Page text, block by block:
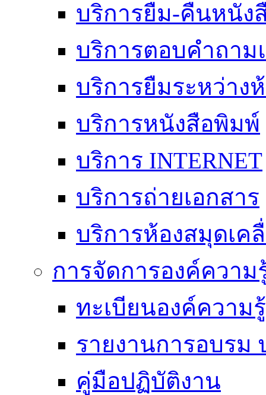
บริการยืม-คืนหนัง
บริการตอบคำถา
บริการยืมระหว่าง
บริการหนังสือพิมพ์
บริการ INTERNET
บริการถ่ายเอกสาร
บริการห้องสมุดเค
การจัดการองค์ความ
ทะเบียนองค์ความ
รายงานการอบรม
คู่มือปฏิบัติงาน